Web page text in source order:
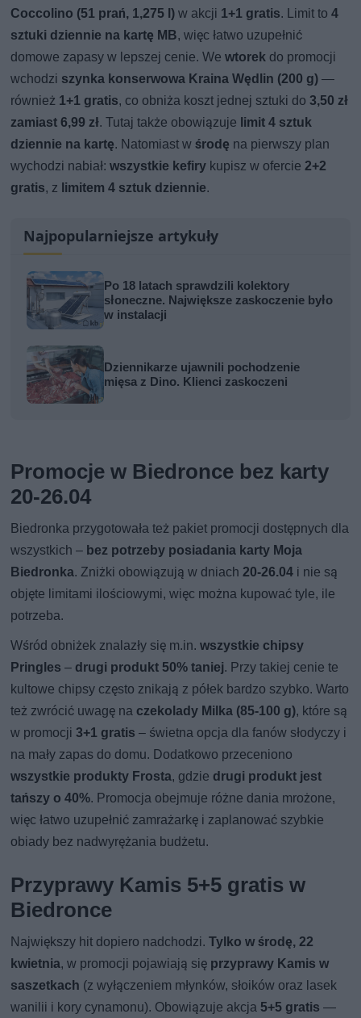
Coccolino (51 prań, 1,275 l) w akcji 1+1 gratis. Limit to4
sztuki dziennie na kartę MB, więc łatwo uzupełnić
domowe zapasy w lepszej cenie. Wewtorek do promocji
wchodzi szynka konserwowa Kraina Wędlin (200 g) —
również 1+1 gratis, co obniża koszt jednej sztuki do3,50 zł
zamiast 6,99 zł. Tutaj także obowiązuje limit 4 sztuk
dziennie na kartę. Natomiast wśrodę na pierwszy plan
wychodzi nabiał:wszystkie kefiry kupisz w ofercie2+2
gratis, z limitem 4 sztuk dziennie.
Najpopularniejsze artykuły
Po 18 latach sprawdzili kolektory
słoneczne. Największe zaskoczenie było
w instalacji
Dziennikarze ujawnili pochodzenie
mięsa z Dino. Klienci zaskoczeni
Promocje w Biedronce bez karty
20-26.04
Biedronka przygotowała też pakiet promocji dostępnych dla
wszystkich – bez potrzeby posiadania karty Moja
Biedronka. Zniżki obowiązują w dniach20-26.04 i nie są
objęte limitami ilościowymi, więc można kupować tyle, ile
potrzeba.
Wśród obniżek znalazły się m.in.wszystkie chipsy
Pringles – drugi produkt 50% taniej. Przy takiej cenie te
kultowe chipsy często znikają z półek bardzo szybko. Warto
też zwrócić uwagę na czekolady Milka (85-100 g), które są
w promocji3+1 gratis – świetna opcja dla fanów słodyczy i
na mały zapas do domu. Dodatkowo przeceniono
wszystkie produkty Frosta, gdzie drugi produkt jest
tańszy o 40%. Promocja obejmuje różne dania mrożone,
więc łatwo uzupełnić zamrażarkę i zaplanować szybkie
obiady bez nadwyrężania budżetu.
Przyprawy Kamis 5+5 gratis w
Biedronce
Największy hit dopiero nadchodzi.Tylko w środę, 22
kwietnia, w promocji pojawiają się przyprawy Kamis w
saszetkach (z wyłączeniem młynków, słoików oraz lasek
wanilii i kory cynamonu). Obowiązuje akcja 5+5 gratis —